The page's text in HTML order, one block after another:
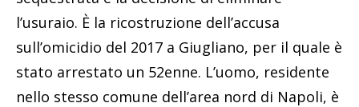
l’usuraio. È la ricostruzione dell’accusa
sull’omicidio del 2017 a Giugliano, per il quale è
stato arrestato un 52enne. L’uomo, residente
nello stesso comune dell’area nord di Napoli, è